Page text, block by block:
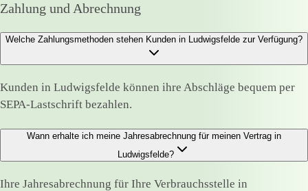
Zahlung und Abrechnung
Welche Zahlungsmethoden stehen Kunden in Ludwigsfelde zur Verfügung?
Kunden in Ludwigsfelde können ihre Abschläge bequem per
SEPA-Lastschrift bezahlen.
Wann erhalte ich meine Jahresabrechnung für meinen Vertrag in
Ludwigsfelde?
Ihre Jahresabrechnung für Ihre Verbrauchsstelle in